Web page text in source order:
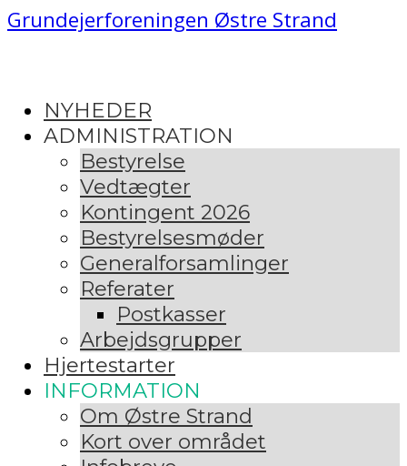
Grundejerforeningen Østre Strand
NYHEDER
ADMINISTRATION
Bestyrelse
Vedtægter
Kontingent 2026
Bestyrelsesmøder
Generalforsamlinger
Referater
Postkasser
Arbejdsgrupper
Hjertestarter
INFORMATION
Om Østre Strand
Kort over området